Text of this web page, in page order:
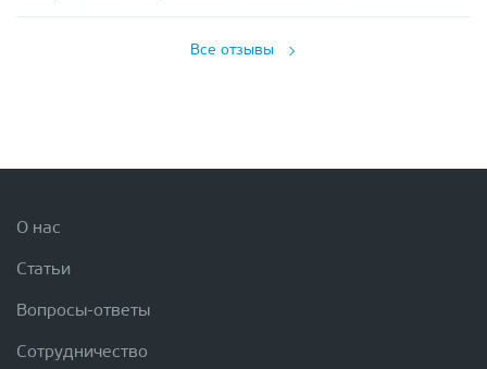
Все отзывы
О нас
Статьи
Вопросы-ответы
Сотрудничество